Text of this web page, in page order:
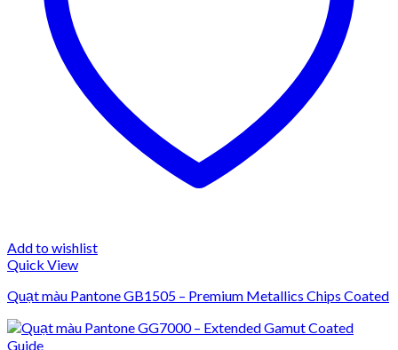
Add to wishlist
Quick View
Quạt màu Pantone GB1505 – Premium Metallics Chips Coated